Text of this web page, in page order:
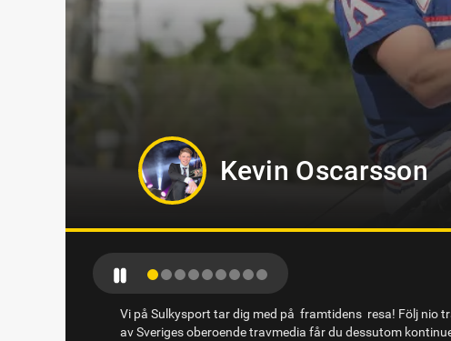
Philip Di Luca
Vi på Sulkysport tar dig med på framtidens resa! Följ nio
av Sveriges oberoende travmedia får du dessutom